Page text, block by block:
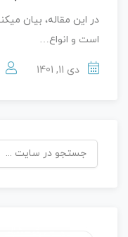
در این مقاله، بیان
است و انواع…
دی 11, 1401